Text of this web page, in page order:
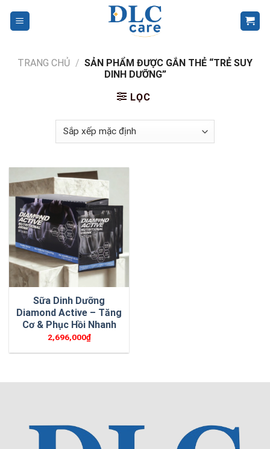
TRANG CHỦ / SẢN PHẨM ĐƯỢC GẮN THẺ “TRẺ SUY
DINH DƯỠNG”
LỌC
Sữa Dinh Dưỡng
Diamond Active – Tăng
Cơ & Phục Hồi Nhanh
2,696,000₫